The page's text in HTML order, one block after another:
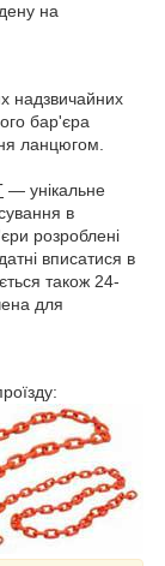
на
надзвичайних
бар'єра
ланцюгом.
— унікальне
в
розроблені
вписатися в
також 24-
для